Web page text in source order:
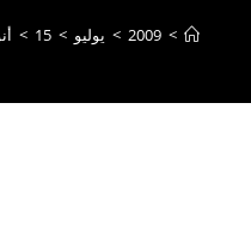
>
2009
> يوليو >
15
>